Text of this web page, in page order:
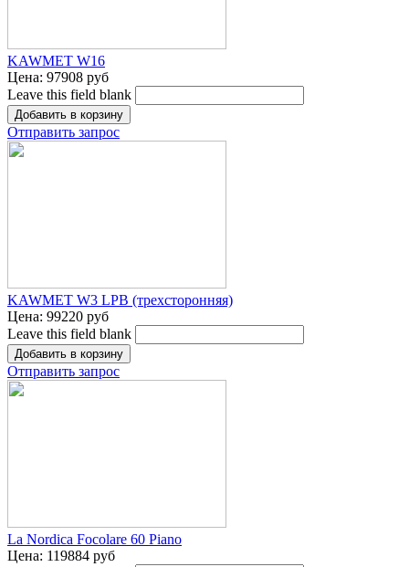
KAWMET W16
Цена: 97908 руб
Leave this field blank
Отправить запрос
KAWMET W3 LPB (трехсторонняя)
Цена: 99220 руб
Leave this field blank
Отправить запрос
La Nordica Focolare 60 Piano
Цена: 119884 руб